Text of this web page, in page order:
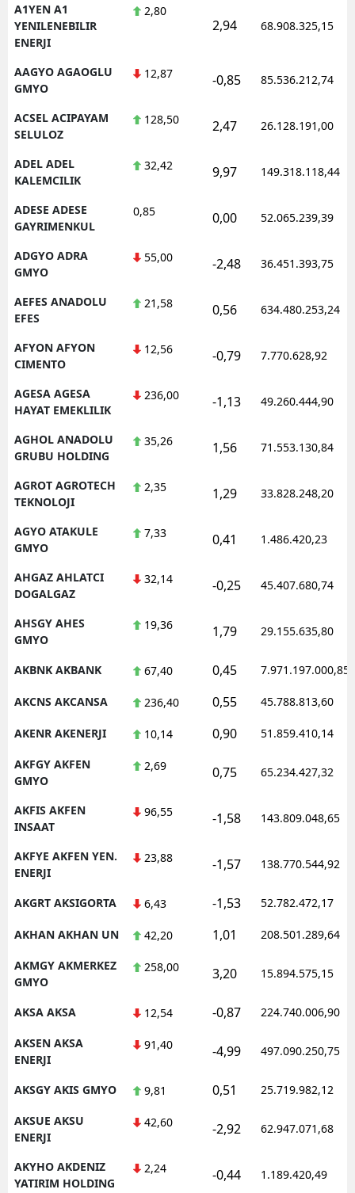
A1YEN A1
YENILENEBILIR
ENERJI
2,80
2,94 68.908.325,15
AAGYO AGAOGLU
GMYO
12,87 -0,85 85.536.212,74
ACSEL ACIPAYAM
SELULOZ
128,50 2,47 26.128.191,00
ADEL ADEL
KALEMCILIK
32,42 9,97 149.318.118,44
ADESE ADESE
GAYRIMENKUL
0,85 0,00 52.065.239,39
ADGYO ADRA
GMYO
55,00 -2,48 36.451.393,75
AEFES ANADOLU
EFES
21,58 0,56 634.480.253,24
AFYON AFYON
CIMENTO
12,56 -0,79 7.770.628,92
AGESA AGESA
HAYAT EMEKLILIK
236,00 -1,13 49.260.444,90
AGHOL ANADOLU
GRUBU HOLDING
35,26 1,56 71.553.130,84
AGROT AGROTECH
TEKNOLOJI
2,35 1,29 33.828.248,20
AGYO ATAKULE
GMYO
7,33 0,41 1.486.420,23
AHGAZ AHLATCI
DOGALGAZ
32,14 -0,25 45.407.680,74
AHSGY AHES
GMYO
19,36 1,79 29.155.635,80
AKBNK AKBANK 67,40 0,45 7.971.197.000,85
AKCNS AKCANSA 236,40 0,55 45.788.813,60
AKENR AKENERJI 10,14 0,90 51.859.410,14
AKFGY AKFEN
GMYO
2,69 0,75 65.234.427,32
AKFIS AKFEN
INSAAT
96,55 -1,58 143.809.048,65
AKFYE AKFEN YEN.
ENERJI
23,88 -1,57 138.770.544,92
AKGRT AKSIGORTA 6,43 -1,53 52.782.472,17
AKHAN AKHAN UN 42,20 1,01 208.501.289,64
AKMGY AKMERKEZ
GMYO
258,00 3,20 15.894.575,15
AKSA AKSA 12,54 -0,87 224.740.006,90
AKSEN AKSA
ENERJI
91,40 -4,99 497.090.250,75
AKSGY AKIS GMYO 9,81 0,51 25.719.982,12
AKSUE AKSU
ENERJI
42,60 -2,92 62.947.071,68
AKYHO AKDENIZ
YATIRIM HOLDING
2,24 -0,44 1.189.420,49